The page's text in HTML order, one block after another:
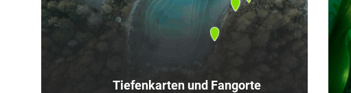
Tiefenkarten und Fangorte